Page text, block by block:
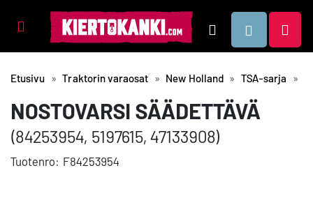
Tuotealueet Hae
Etusivu Traktorin varaosat New Holland TSA-sarja
NOSTOVARSI SÄÄDETTÄVÄ
(84253954, 5197615, 47133908)
Tuotenro: F84253954